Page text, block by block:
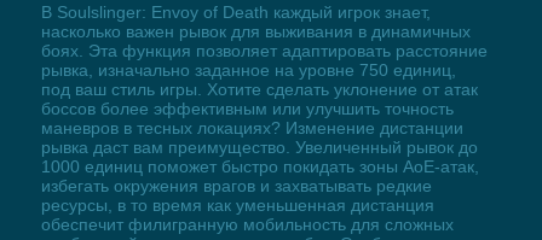
В Soulslinger: Envoy of Death каждый игрок знает,
насколько важен рывок для выживания в динамичных
боях. Эта функция позволяет адаптировать расстояние
рывка, изначально заданное на уровне 750 единиц,
под ваш стиль игры. Хотите сделать уклонение от атак
боссов более эффективным или улучшить точность
маневров в тесных локациях? Изменение дистанции
рывка даст вам преимущество. Увеличенный рывок до
1000 единиц поможет быстро покидать зоны АоЕ-атак,
избегать окружения врагов и захватывать редкие
ресурсы, в то время как уменьшенная дистанция
обеспечит филигранную мобильность для сложных